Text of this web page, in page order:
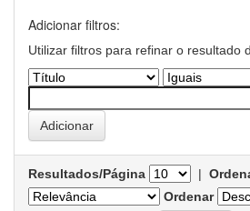
Adicionar filtros:
Utilizar filtros para refinar o resultado
Resultados/Página |
Ordenar